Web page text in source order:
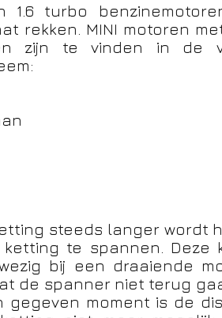
1.6 turbo
rekken. MINI motoren
zijn te vinden in de
steeds langer wordt
te spannen.
bij een draaiende
de spanner niet terug
gegeven moment is de